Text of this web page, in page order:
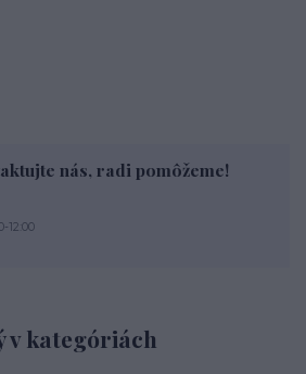
v kategóriách
nás, radi pomôžeme!
12:00